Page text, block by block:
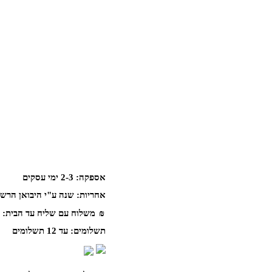
אספקה: 2-3 ימי עסקים
אחריות: שנה ע"י היבואן
משלוח עם שליח עד הבית: ₪
תשלומים: עד 12 תשלומים